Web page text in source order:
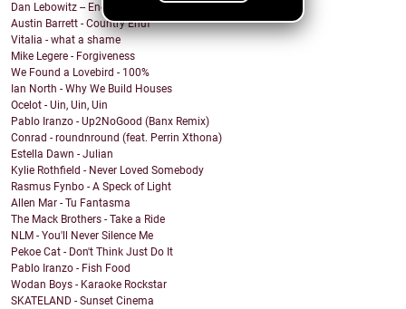
Dan Lebowitz -- Enemies
Austin Barrett - Country Enuf
Vitalia - what a shame
Mike Legere - Forgiveness
We Found a Lovebird - 100%
Ian North - Why We Build Houses
Ocelot - Uin, Uin, Uin
Pablo Iranzo - Up2NoGood (Banx Remix)
Conrad - roundnround (feat. Perrin Xthona)
Estella Dawn - Julian
Kylie Rothfield - Never Loved Somebody
Rasmus Fynbo - A Speck of Light
Allen Mar - Tu Fantasma
The Mack Brothers - Take a Ride
NLM - You'll Never Silence Me
Pekoe Cat - Don't Think Just Do It
Pablo Iranzo - Fish Food
Wodan Boys - Karaoke Rockstar
SKATELAND - Sunset Cinema